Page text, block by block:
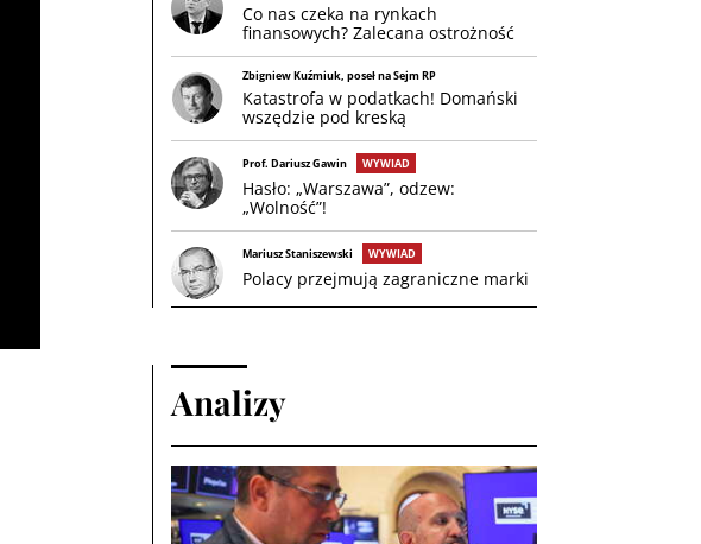
Co nas czeka na rynkach
finansowych? Zalecana ostrożność
Zbigniew Kuźmiuk, poseł na Sejm RP
Katastrofa w podatkach! Domański
wszędzie pod kreską
Prof. Dariusz Gawin WYWIAD
Hasło: „Warszawa”, odzew:
„Wolność”!
Mariusz Staniszewski WYWIAD
Polacy przejmują zagraniczne marki
Analizy